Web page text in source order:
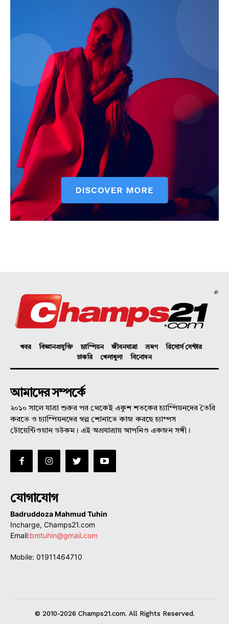
©
খবর বিজ্ঞানপ্রযুক্তি চ্যাম্পিয়ন জীবনযাত্রা ভ্রমণ
রিসোর্স সেন্টার
চাকরি
খেলাধুলা বিনোদন
আমাদের সম্পর্কে
২০১০ সালে যাত্রা শুরুর পর থেকেই একুশ শতকের চ্যাম্পিয়নদের তৈরি
করতে ও চ্যাম্পিয়নদের গল্প শোনাতে কাজ করছে চ্যাম্পস
টোয়েন্টিওয়ান ডটকম। এই অগ্রযাত্রায় আপনিও একজন সঙ্গী।
যোগাযোগ
Badruddoza Mahmud Tuhin
Incharge, Champs21.com
Email:bmtuhin@gmail.com
Mobile: 01911464710
© 2010-2026 Champs21.com. All Rights Reserved.